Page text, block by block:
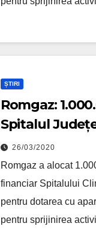
ȘTIRI
Romgaz:
Spitalul
26/03/2020
Romgaz a alocat
financiar Spitalului
pentru dotarea cu
pentru sprijinirea